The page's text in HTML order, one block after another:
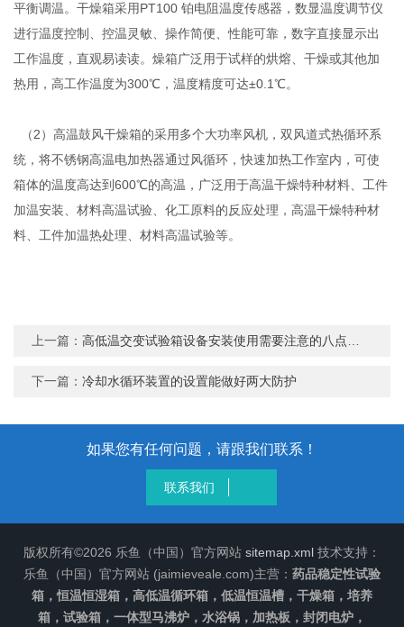
平衡调温。干燥箱采用PT100 铂电阻温度传感器，数显温度调节仪
进行温度控制、控温灵敏、操作简便、性能可靠，数字直接显示出
工作温度，直观易读读。燥箱广泛用于试样的烘熔、干燥或其他加
热用，高工作温度为300℃，温度精度可达±0.1℃。
（2）高温鼓风干燥箱的采用多个大功率风机，双风道式热循环系
统，将不锈钢高温电加热器通过风循环，快速加热工作室内，可使
箱体的温度高达到600℃的高温，广泛用于高温干燥特种材料、工件
加温安装、材料高温试验、化工原料的反应处理，高温干燥特种材
料、工件加温热处理、材料高温试验等。
上一篇：高低温交变试验箱设备安装使用需要注意的八点事项
下一篇：冷却水循环装置的设置能做好两大防护
如果您有任何问题，请跟我们联系！
联系我们
版权所有©2026 乐鱼（中国）官方网站 sitemap.xml 技术支持：
乐鱼（中国）官方网站 (jaimieveale.com)主营： 药品稳定性试验
箱，恒温恒湿箱，高低温循环箱，低温恒温槽，干燥箱，培养
箱，试验箱，一体型马沸炉，水浴锅，加热板，封闭电炉，